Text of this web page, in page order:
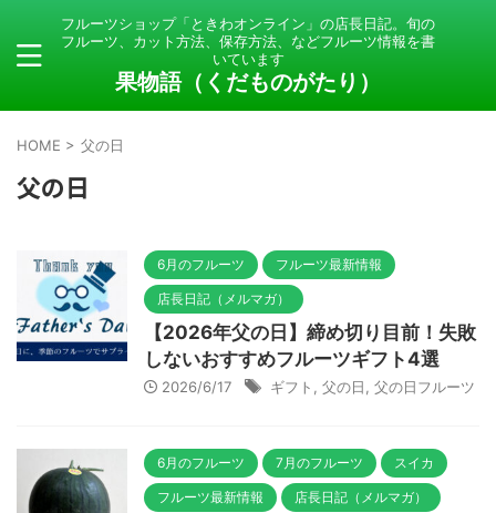
フルーツショップ「ときわオンライン」の店長日記。旬の
フルーツ、カット方法、保存方法、などフルーツ情報を書
いています
果物語（くだものがたり）
HOME > 父の日
父の日
6月のフルーツ フルーツ最新情報
店長日記（メルマガ）
【2026年父の日】締め切り目前！失敗
しないおすすめフルーツギフト4選
2026/6/17 ギフト 父の日 父の日フルーツ
6月のフルーツ 7月のフルーツ スイカ
フルーツ最新情報 店長日記（メルマガ）